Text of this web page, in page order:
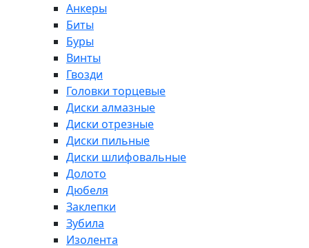
Анкеры
Биты
Буры
Винты
Гвозди
Головки торцевые
Диски алмазные
Диски отрезные
Диски пильные
Диски шлифовальные
Долото
Дюбеля
Заклепки
Зубила
Изолента